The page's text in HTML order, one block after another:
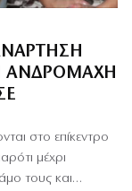
ΑΝΔΡΟΜΆΧΗ
στο επίκεντρο
μέχρι
τους και…